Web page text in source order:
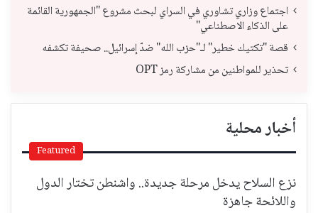
اجتماع وزاري تشاوري في السراي لبحث مشروع "الجمهورية القائمة
على الذكاء الاصطناعي"
قصة "تكتيك خطير" لـ"حزب الله" ضدّ إسرائيل.. صحيفة تكشفه
تحذير للمواطنين من مشاركة رمز OPT
أخبار محلية
Featured
نزع السلاح يدخل مرحلة جديدة.. واشنطن تختار الدول
واللائحة جاهزة